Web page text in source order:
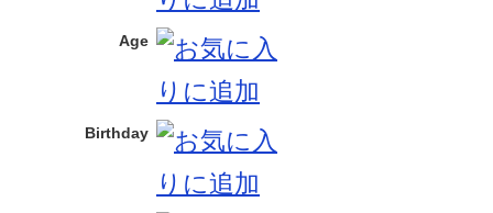
Age
Birthday